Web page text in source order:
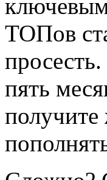
ТОПов
пять